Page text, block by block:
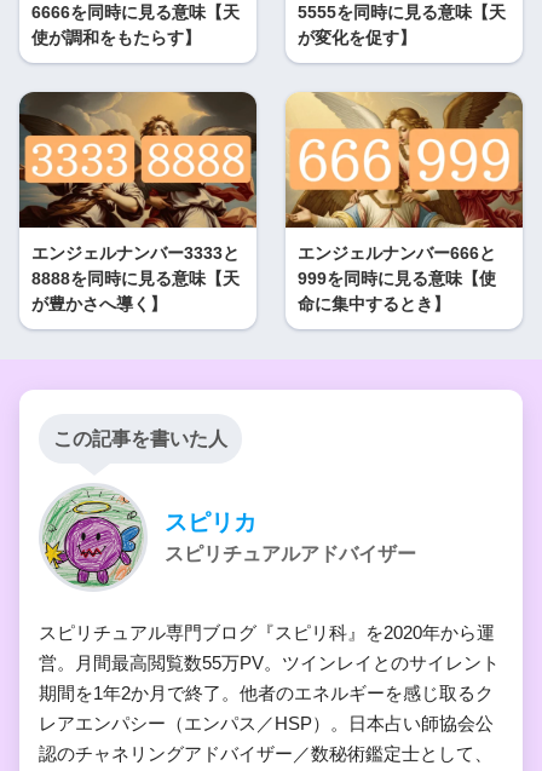
6666を同時に見る意味【天
使が調和をもたらす】
5555を同時に見る意味【天
が変化を促す】
エンジェルナンバー3333と
8888を同時に見る意味【天
が豊かさへ導く】
エンジェルナンバー666と
999を同時に見る意味【使
命に集中するとき】
この記事を書いた人
スピリカ
スピリチュアルアドバイザー
スピリチュアル専門ブログ『スピリ科』を2020年から運
営。月間最高閲覧数55万PV。ツインレイとのサイレント
期間を1年2か月で終了。他者のエネルギーを感じ取るク
レアエンパシー（エンパス／HSP）。日本占い師協会公
認のチャネリングアドバイザー／数秘術鑑定士として、